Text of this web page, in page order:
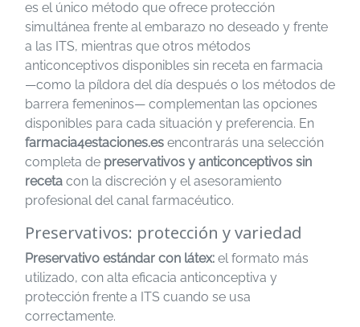
es el único método que ofrece protección
simultánea frente al embarazo no deseado y frente
a las ITS, mientras que otros métodos
anticonceptivos disponibles sin receta en farmacia
—como la píldora del día después o los métodos de
barrera femeninos— complementan las opciones
disponibles para cada situación y preferencia. En
farmacia4estaciones.es encontrarás una selección
completa de preservativos y anticonceptivos sin
receta con la discreción y el asesoramiento
profesional del canal farmacéutico.
Preservativos: protección y variedad
Preservativo estándar con látex: el formato más
utilizado, con alta eficacia anticonceptiva y
protección frente a ITS cuando se usa
correctamente.